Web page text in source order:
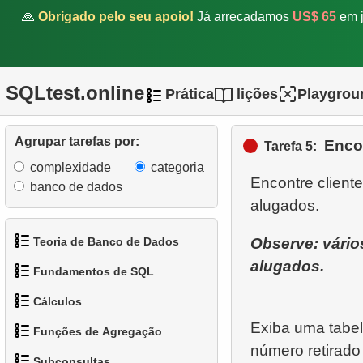
🙏 Obrigado pelo seu apoio! Já arrecadamos US$ 65 em
SQLtest.online Prática lições
Agrupar tarefas por:
complexidade
categoria
banco de dados
Teoria de Banco de Dados
Dados?
2.O que é SGBD?
Fundamentos de SQL
Cálculos
Funções de Agregação
Tarefa 5:
Encontre
Observe:
alugados.
Exiba uma
número